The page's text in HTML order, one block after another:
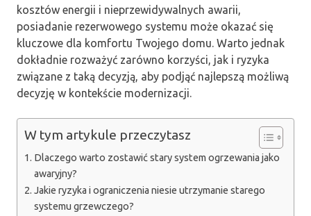
kosztów energii i nieprzewidywalnych awarii,
posiadanie rezerwowego systemu może okazać się
kluczowe dla komfortu Twojego domu. Warto jednak
dokładnie rozważyć zarówno korzyści, jak i ryzyka
związane z taką decyzją, aby podjąć najlepszą możliwą
decyzję w kontekście modernizacji.
W tym artykule przeczytasz
Dlaczego warto zostawić stary system ogrzewania jako
awaryjny?
Jakie ryzyka i ograniczenia niesie utrzymanie starego
systemu grzewczego?